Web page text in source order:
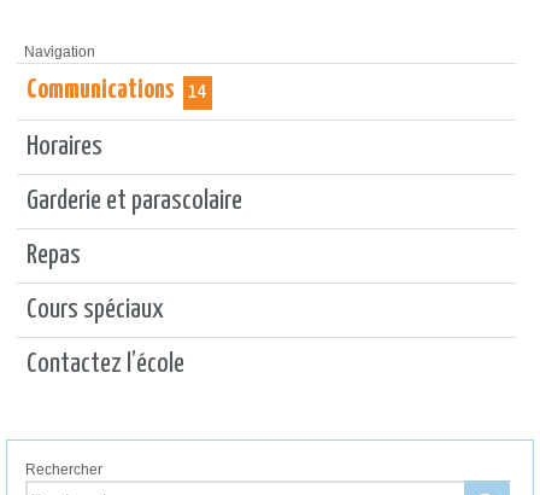
Navigation
Communications 14
Horaires
Garderie et parascolaire
Repas
Cours spéciaux
Contactez l’école
Rechercher